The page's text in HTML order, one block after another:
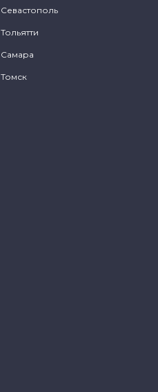
Севастополь
Тольятти
Самара
Томск